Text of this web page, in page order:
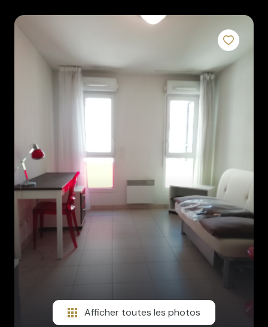
rénovation
contact
Afficher toutes les photos